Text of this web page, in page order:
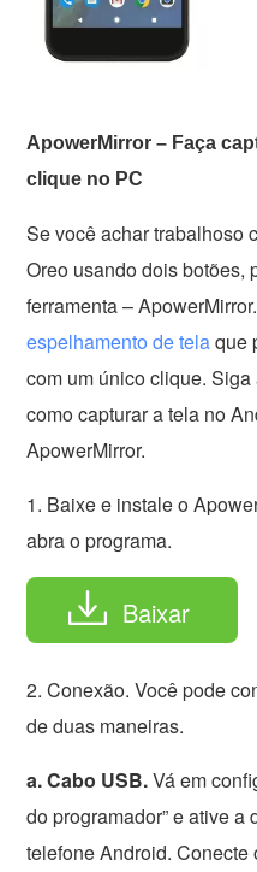
ApowerMirror – Faça
clique no PC
Se você achar trabalhoso
Oreo usando dois botões,
ferramenta –
espelhamento de telaque
com um único clique.
como capturar a tela no
ApowerMirror.
1. Baixe e instale o
abra o programa.
Baixar
2. Conexão. Você pode
de duas maneiras.
a. Cabo USB.Vá em
do programador” e ative
telefone Android.